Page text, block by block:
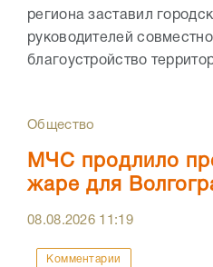
региона заставил
руководителей
благоустройство
Общество
МЧС продлило
жаре для
08.08.2026 11:19
Комментарии